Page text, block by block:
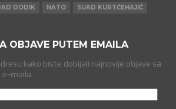
DODIK NATO SUAD KURTĆEHAJIĆ
OBJAVE PUTEM EMAILA
kako biste dobijali najnovije objave sa
e-maila.